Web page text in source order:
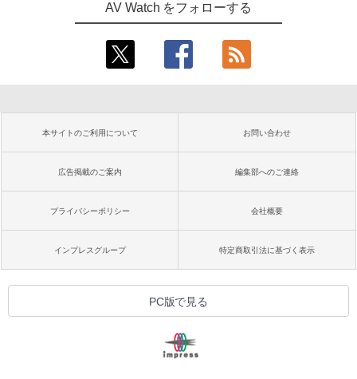
AV Watch をフォローする
本サイトのご利用について お問い合わせ
広告掲載のご案内 編集部へのご連絡
プライバシーポリシー 会社概要
インプレスグループ 特定商取引法に基づく表示
PC版で見る